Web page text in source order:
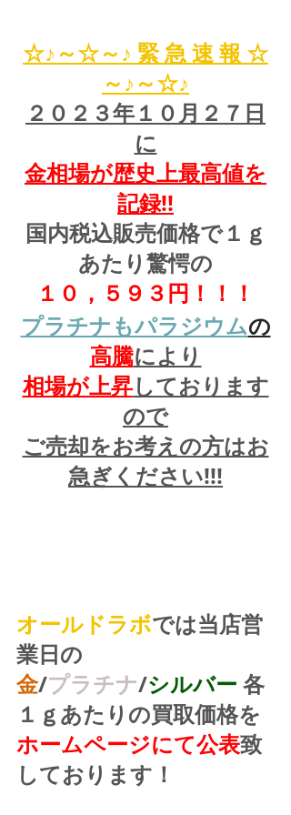
☆♪～☆～♪ 緊 急 速 報 ☆
～♪～☆♪
２０２３年１０月２７日
に
金相場が歴史上最高値を
記録!!
国内税込販売価格で１ｇ
あたり驚愕の
１０，５９３円！！！
プラチナもパラジウムの
高騰により
相場が上昇しております
ので
ご売却をお考えの方はお
急ぎください!!!
オールドラボでは当店営
業日の
金/プラチナ/シルバー 各
１ｇあたりの買取価格を
ホームページにて公表致
しております！